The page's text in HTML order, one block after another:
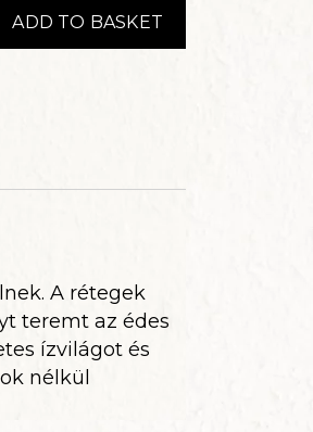
ADD TO BASKET
A rétegek
teremt az édes
ízvilágot és
nélkül